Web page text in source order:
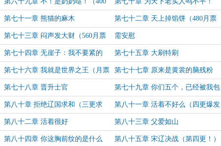
月票加更！）
第七十一章 熊猫的麻木 第七十二章 天上掉馅饼（480月票
加更）
第七十三章 闷声发大财（560月票
加更）
需安慰
第七十四章 无崖子：我不要紧的 第七十五章 大刷特刷
第七十六章 我就是世界之王（月票
640张加更）
第七十七章 原来是黄裳的脑残粉
（月票720张加更）
第七十八章 晋升士官 第七十九章 你们五个，已经被我包
围了！
第八十章 拒绝辽国求和（三更求
票！）
第八十一章 活着不好么（四更爆发
求月票！）
第八十二章 活着很好 第八十三章 父爱如山
第八十四章 你这胸前纹的是什么 第八十五章 宋辽决战（第四更！）